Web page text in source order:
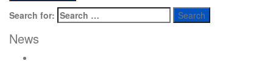
Search for:
News